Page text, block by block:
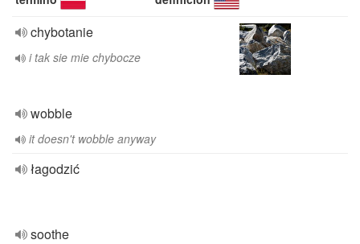
chybotanie
i tak sie mie chybocze
wobble
it doesn't wobble anyway
łagodzić
soothe